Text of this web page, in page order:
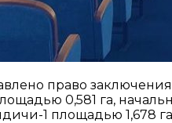
право
0,581 га,
1 площадью 1,678